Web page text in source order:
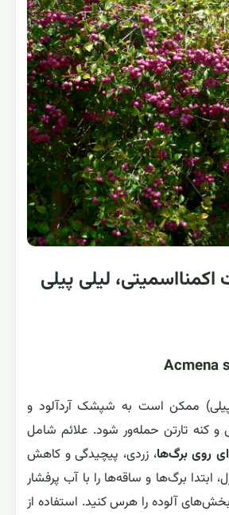
اکمنااسمیتی، لیلی پیلی
پیلی) ممکن است به شپشک آردآلود و
و کنه تارتن حمله‌ور شود. علائم شامل
روی برگ‌ها، زردی، پیچیدگی و کاهش
ابتدا برگ‌ها و ساقه‌ها را با آب پرفشار
آلوده را هرس کنید. استفاده از